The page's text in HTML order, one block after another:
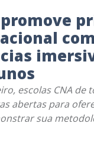
promove
com
escolas CNA de
abertas para
sua